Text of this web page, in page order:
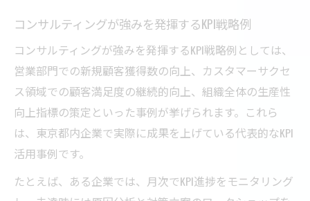
コンサルティングが強みを発揮するKPI戦略例
コンサルティングが強みを発揮するKPI戦略例としては、
営業部門での新規顧客獲得数の向上、カスタマーサクセ
ス領域での顧客満足度の継続的向上、組織全体の生産性
向上指標の策定といった事例が挙げられます。これら
は、東京都内企業で実際に成果を上げている代表的なKPI
活用事例です。
たとえば、ある企業では、月次でKPI進捗をモニタリング